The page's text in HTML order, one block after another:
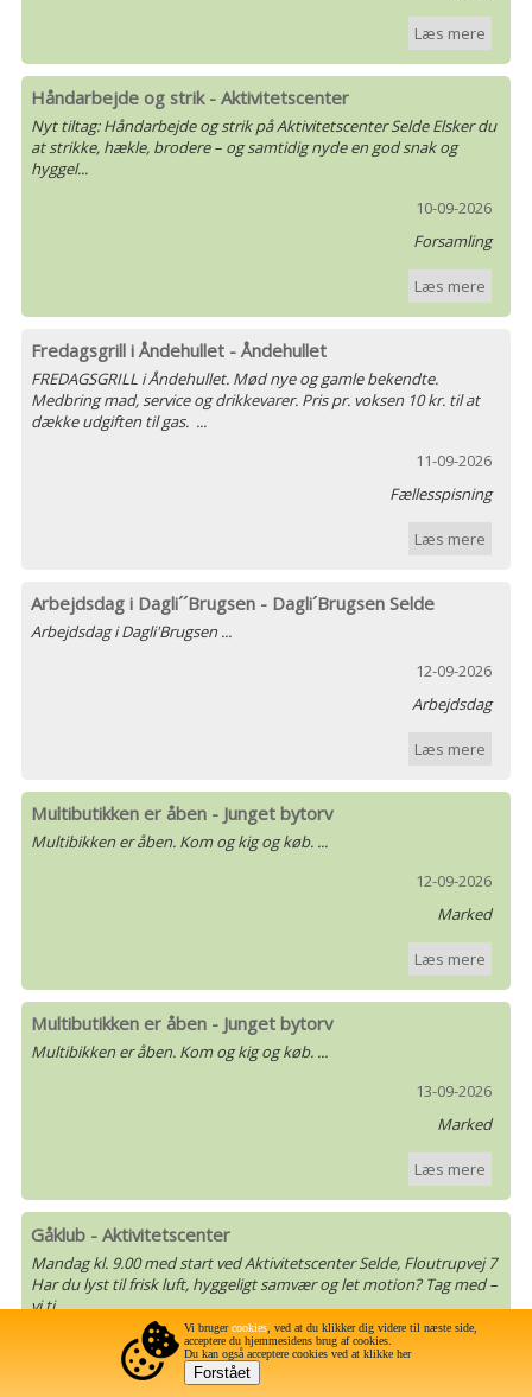
Læs mere
Håndarbejde og strik - Aktivitetscenter
Nyt tiltag: Håndarbejde og strik på Aktivitetscenter Selde Elsker du
at strikke, hækle, brodere – og samtidig nyde en god snak og
hyggel...
10-09-2026
Forsamling
Læs mere
Fredagsgrill i Åndehullet - Åndehullet
FREDAGSGRILL i Åndehullet. Mød nye og gamle bekendte.
Medbring mad, service og drikkevarer. Pris pr. voksen 10 kr. til at
dække udgiften til gas. ...
11-09-2026
Fællesspisning
Læs mere
Arbejdsdag i Dagli´´Brugsen - Dagli´Brugsen Selde
Arbejdsdag i Dagli'Brugsen ...
12-09-2026
Arbejdsdag
Læs mere
Multibutikken er åben - Junget bytorv
Multibikken er åben. Kom og kig og køb. ...
12-09-2026
Marked
Læs mere
Multibutikken er åben - Junget bytorv
Multibikken er åben. Kom og kig og køb. ...
13-09-2026
Marked
Læs mere
Gåklub - Aktivitetscenter
Mandag kl. 9.00 med start ved Aktivitetscenter Selde, Floutrupvej 7
Har du lyst til frisk luft, hyggeligt samvær og let motion? Tag med –
vi ti...
Vi brugercookies , ved at du klikker dig videre til næste side,
acceptere du hjemmesidens brug af cookies.
Du kan også acceptere cookies ved at klikke her